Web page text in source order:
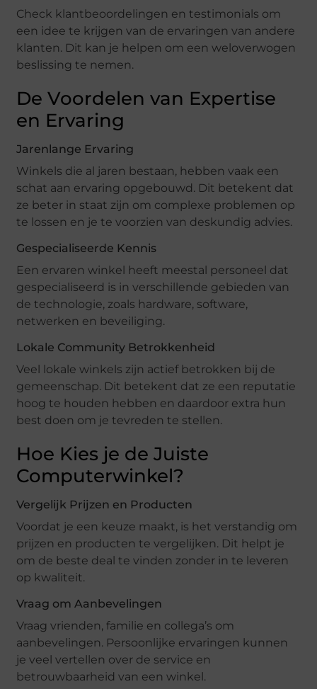
Check klantbeoordelingen en testimonials om
een idee te krijgen van de ervaringen van andere
klanten. Dit kan je helpen om een weloverwogen
beslissing te nemen.
De Voordelen van Expertise
en Ervaring
Jarenlange Ervaring
Winkels die al jaren bestaan, hebben vaak een
schat aan ervaring opgebouwd. Dit betekent dat
ze beter in staat zijn om complexe problemen op
te lossen en je te voorzien van deskundig advies.
Gespecialiseerde Kennis
Een ervaren winkel heeft meestal personeel dat
gespecialiseerd is in verschillende gebieden van
de technologie, zoals hardware, software,
netwerken en beveiliging.
Lokale Community Betrokkenheid
Veel lokale winkels zijn actief betrokken bij de
gemeenschap. Dit betekent dat ze een reputatie
hoog te houden hebben en daardoor extra hun
best doen om je tevreden te stellen.
Hoe Kies je de Juiste
Computerwinkel?
Vergelijk Prijzen en Producten
Voordat je een keuze maakt, is het verstandig om
prijzen en producten te vergelijken. Dit helpt je
om de beste deal te vinden zonder in te leveren
op kwaliteit.
Vraag om Aanbevelingen
Vraag vrienden, familie en collega’s om
aanbevelingen. Persoonlijke ervaringen kunnen
je veel vertellen over de service en
betrouwbaarheid van een winkel.